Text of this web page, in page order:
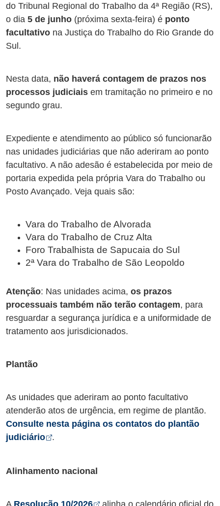
do Tribunal Regional do Trabalho da 4ª Região (RS),
o dia 5 de junho (próxima sexta-feira) é ponto
facultativo na Justiça do Trabalho do Rio Grande do
Sul.
Nesta data, não haverá contagem de prazos nos
processos judiciais em tramitação no primeiro e no
segundo grau.
Expediente e atendimento ao público só funcionarão
nas unidades judiciárias que não aderiram ao ponto
facultativo. A não adesão é estabelecida por meio de
portaria expedida pela própria Vara do Trabalho ou
Posto Avançado. Veja quais são:
Vara do Trabalho de Alvorada
Vara do Trabalho de Cruz Alta
Foro Trabalhista de Sapucaia do Sul
2ª Vara do Trabalho de São Leopoldo
Atenção: Nas unidades acima, os prazos
processuais também não terão contagem, para
resguardar a segurança jurídica e a uniformidade de
tratamento aos jurisdicionados.
Plantão
As unidades que aderiram ao ponto facultativo
atenderão atos de urgência, em regime de plantão.
Consulte nesta página os contatos do plantão
judiciário
Abre em nova aba
.
Alinhamento nacional
A Resolução 10/2026 Abre em nova aba
alinha o calendário oficial do